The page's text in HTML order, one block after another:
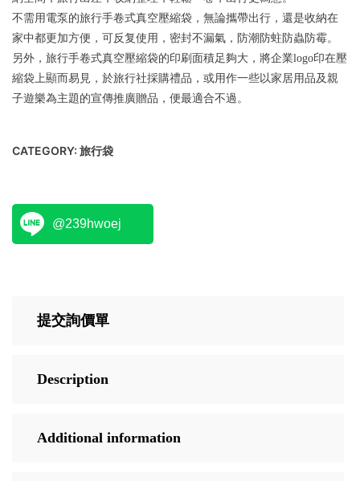
不需用電泵的旅行手卷式真空壓縮袋，無論攜帶出行，還是收納在
家中都更加方便，可反复使用，密封不漏氣，防潮防蛀防蟲防霉。
另外，旅行手卷式真空壓縮袋的印刷面積足夠大，將企業logo印在壓
縮袋上顯而易見，於旅行社採購禮品，或用作一些以家居用品及親
子遊樂為主題的宣傳推廣贈品，便最適合不過。
CATEGORY: 旅行袋
@239hwoej
提交詢價單
Description
Additional information